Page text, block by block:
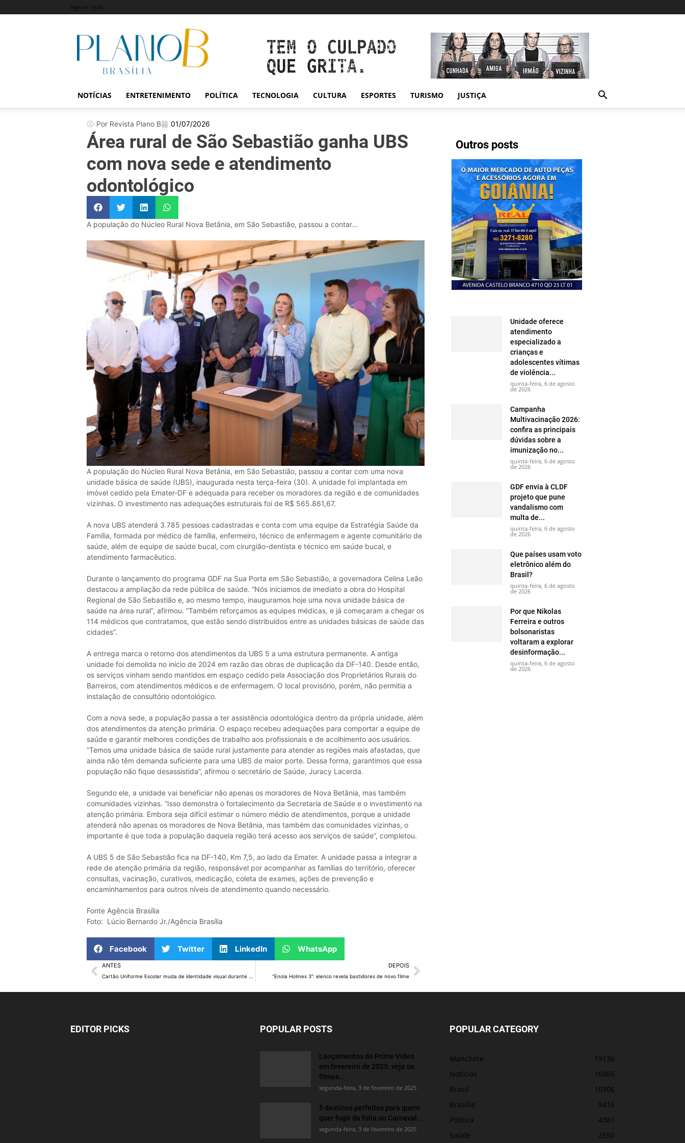
Sign in / Join
Revista
Plano
NOTÍCIAS ENTRETENIMENTO POLÍTICA TECNOLOGIA CULTURA ESPORTES TURISMO JUSTIÇA
Outros posts
Unidade oferece
atendimento
especializado a
crianças e
adolescentes vítimas
de violência...
quinta-feira, 6 de agosto
de 2026
Campanha
Multivacinação 2026:
confira as principais
dúvidas sobre a
imunização no...
quinta-feira, 6 de agosto
de 2026
GDF envia à CLDF
projeto que pune
vandalismo com
multa de...
quinta-feira, 6 de agosto
de 2026
Que países usam voto
eletrônico além do
Brasil?
quinta-feira, 6 de agosto
de 2026
Por que Nikolas
Ferreira e outros
bolsonaristas
voltaram a explorar
desinformação...
quinta-feira, 6 de agosto
de 2026
Por Revista Plano B 01/07/2026
Área rural de São Sebastião ganha UBS
com nova sede e atendimento
odontológico
A população do Núcleo Rural Nova Betânia, em São Sebastião, passou a contar...
A população do Núcleo Rural Nova Betânia, em São Sebastião, passou a contar com uma nova
unidade básica de saúde (UBS), inaugurada nesta terça-feira (30). A unidade foi implantada em
imóvel cedido pela Emater-DF e adequada para receber os moradores da região e de comunidades
vizinhas. O investimento nas adequações estruturais foi de R$ 565.861,67.
A nova UBS atenderá 3.785 pessoas cadastradas e conta com uma equipe da Estratégia Saúde da
Família, formada por médico de família, enfermeiro, técnico de enfermagem e agente comunitário de
saúde, além de equipe de saúde bucal, com cirurgião-dentista e técnico em saúde bucal, e
atendimento farmacêutico.
Durante o lançamento do programa GDF na Sua Porta em São Sebastião, a governadora Celina Leão
destacou a ampliação da rede pública de saúde. “Nós iniciamos de imediato a obra do Hospital
Regional de São Sebastião e, ao mesmo tempo, inauguramos hoje uma nova unidade básica de
saúde na área rural”, afirmou. “Também reforçamos as equipes médicas, e já começaram a chegar os
114 médicos que contratamos, que estão sendo distribuídos entre as unidades básicas de saúde das
cidades”.
A entrega marca o retorno dos atendimentos da UBS 5 a uma estrutura permanente. A antiga
unidade foi demolida no início de 2024 em razão das obras de duplicação da DF-140. Desde então,
os serviços vinham sendo mantidos em espaço cedido pela Associação dos Proprietários Rurais do
Barreiros, com atendimentos médicos e de enfermagem. O local provisório, porém, não permitia a
instalação de consultório odontológico.
Com a nova sede, a população passa a ter assistência odontológica dentro da própria unidade, além
dos atendimentos da atenção primária. O espaço recebeu adequações para comportar a equipe de
saúde e garantir melhores condições de trabalho aos profissionais e de acolhimento aos usuários.
“Temos uma unidade básica de saúde rural justamente para atender as regiões mais afastadas, que
ainda não têm demanda suficiente para uma UBS de maior porte. Dessa forma, garantimos que essa
população não fique desassistida”, afirmou o secretário de Saúde, Juracy Lacerda.
Segundo ele, a unidade vai beneficiar não apenas os moradores de Nova Betânia, mas também
comunidades vizinhas. “Isso demonstra o fortalecimento da Secretaria de Saúde e o investimento na
atenção primária. Embora seja difícil estimar o número médio de atendimentos, porque a unidade
atenderá não apenas os moradores de Nova Betânia, mas também das comunidades vizinhas, o
importante é que toda a população daquela região terá acesso aos serviços de saúde”, completou.
A UBS 5 de São Sebastião fica na DF-140, Km 7,5, ao lado da Emater. A unidade passa a integrar a
rede de atenção primária da região, responsável por acompanhar as famílias do território, oferecer
consultas, vacinação, curativos, medicação, coleta de exames, ações de prevenção e
encaminhamentos para outros níveis de atendimento quando necessário.
Fonte Agência Brasília
Foto: Lúcio Bernardo Jr./Agência Brasília
Facebook Twitter LinkedIn WhatsApp
ANTES
Cartão Uniforme Escolar muda de identidade visual durante período eleitoral
DEPOIS
“Enola Holmes 3”: elenco revela bastidores de novo filme
EDITOR PICKS POPULAR POSTS
Lançamentos do Prime Video
em fevereiro de 2025: veja os
filmes...
segunda-feira, 3 de fevereiro de 2025
5 destinos perfeitos para quem
quer fugir da folia no Carnaval...
segunda-feira, 3 de fevereiro de 2025
POPULAR CATEGORY
Manchete
19136
Notícias
16065
Brasil
10306
Brasília
9416
Política
4381
Saúde
2650